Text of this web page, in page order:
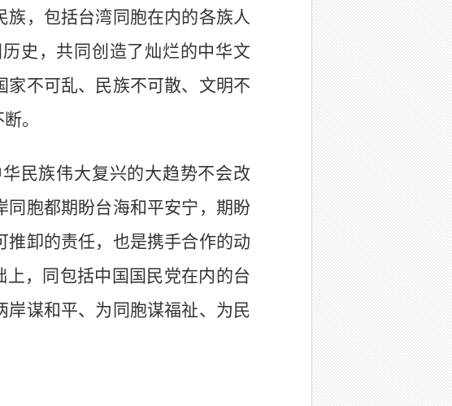
，包括台湾同胞在内的各族人
史，共同创造了灿烂的中华文
不可乱、民族不可散、文明不
。
民族伟大复兴的大趋势不会改
同胞都期盼台海和平安宁，期盼
卸的责任，也是携手合作的动
上，同包括中国国民党在内的台
谋和平、为同胞谋福祉、为民